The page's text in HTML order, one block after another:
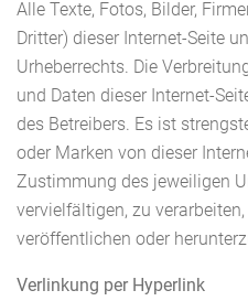
Alle Texte, Fotos, Bilder,
Dritter) dieser Internet-Seite
Urheberrechts. Die
und Daten dieser Internet-
des Betreibers. Es ist
oder Marken von dieser
Zustimmung des jeweiligen
vervielfältigen, zu
veröffentlichen oder
Verlinkung per Hyperlink